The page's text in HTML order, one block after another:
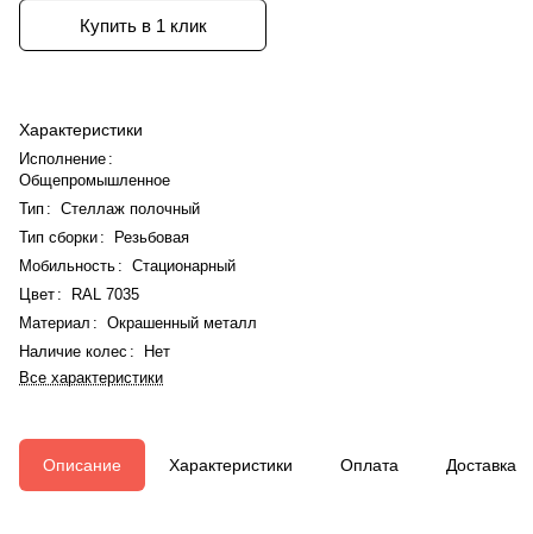
Купить в 1 клик
Характеристики
Исполнение :
Общепромышленное
Тип : Стеллаж полочный
Тип сборки:
Резьбовая
Мобильность : Стационарный
Цвет :
RAL 7035
Материал : Окрашенный металл
Наличие колес :
Нет
Все характеристики
Описание Характеристики Оплата Доставка